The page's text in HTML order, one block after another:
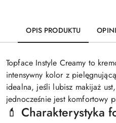
OPIS PRODUKTU
Topface Instyle Creamy to
intensywny kolor z
idealna, jeśli lubisz makijaż
jednocześnie jest komfortowy
💄 Charakterystyka